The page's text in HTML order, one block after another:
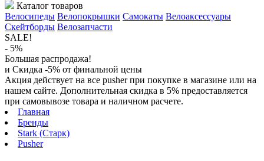
Каталог товаров
Велосипеды Велопокрышки Самокаты Велоаксессуары
Скейтборды Велозапчасти
SALE!
- 5%
Большая распродажа!
и Скидка -5% от финальной цены
Акция действует на все pusher при покупке в магазине или на
нашем сайте. Дополнительная скидка в 5% предоставляется
при самовывозе товара и наличном расчете.
Главная
Бренды
Stark (Старк)
Pusher